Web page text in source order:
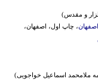
و مقدس)
، چاپ اول، اصفهان،
ملامحمد اسماعیل خواجویی)